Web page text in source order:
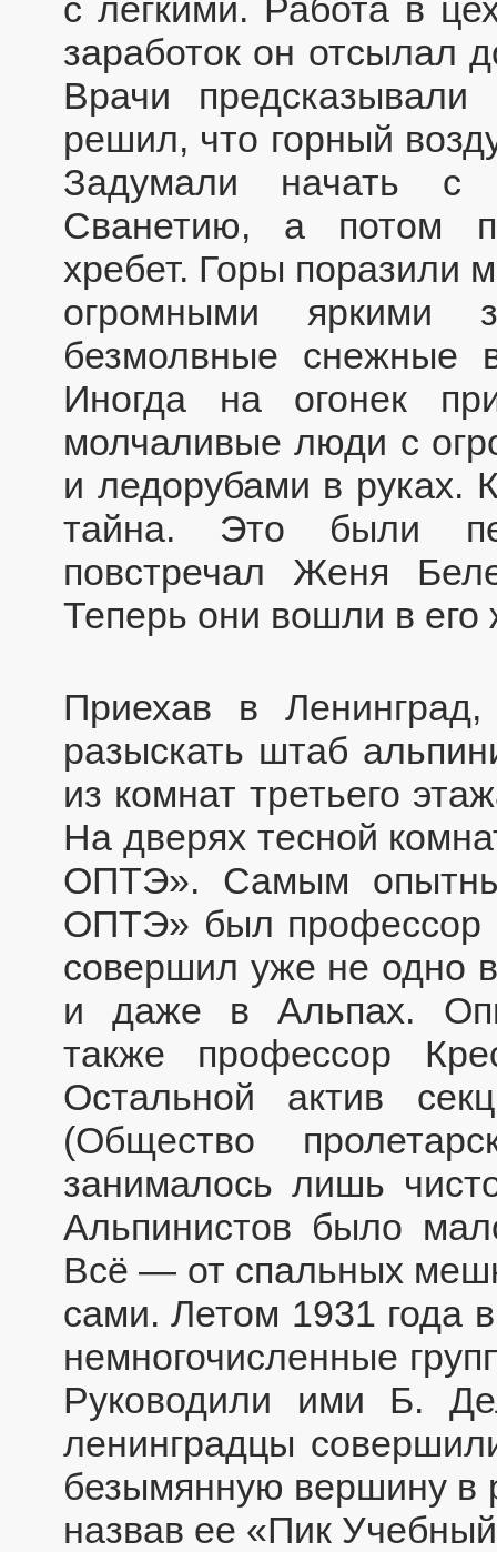
с легкими. Работа в
заработок он отсылал
Врачи
решил, что горный
Задумали начать с
Сванетию, а потом
хребет. Горы поразили
огромными яркими
безмолвные снежные
Иногда на огонек
молчаливые люди с
и ледорубами в руках.
тайна. Это были
повстречал Женя
Теперь они вошли в его
Приехав в
разыскать штаб
из комнат третьего
На дверях тесной
ОПТЭ». Самым
ОПТЭ» был профессор
совершил уже не одно
и даже в Альпах.
также профессор
Остальной актив
(Общество
занималось лишь
Альпинистов было
Всё — от спальных
сами. Летом 1931 года
немногочисленные
Руководили ими Б.
ленинградцы
безымянную вершину в
назвав ее «Пик